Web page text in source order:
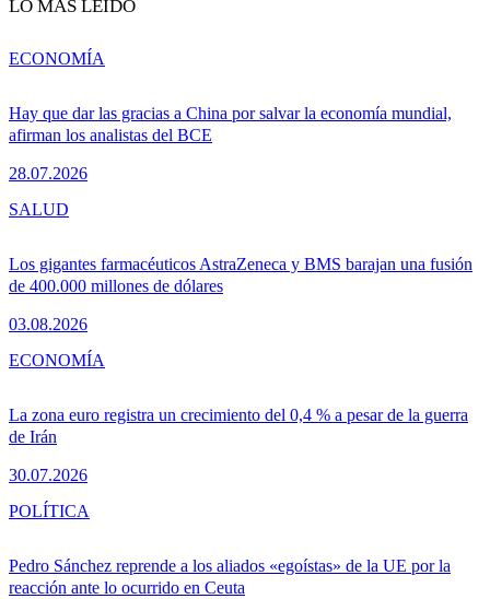
LO MÁS LEÍDO
Hay que dar las gracias a China por salvar la economía mundial,
afirman los analistas del BCE
28.07.2026
ECONOMÍA
Los gigantes farmacéuticos AstraZeneca y BMS barajan una fusión
de 400.000 millones de dólares
03.08.2026
SALUD
La zona euro registra un crecimiento del 0,4 % a pesar de la guerra
de Irán
30.07.2026
ECONOMÍA
Pedro Sánchez reprende a los aliados «egoístas» de la UE por la
reacción ante lo ocurrido en Ceuta
POLÍTICA